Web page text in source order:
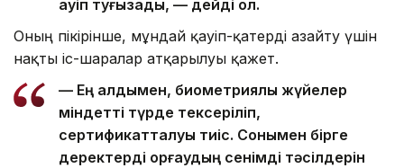
қауіп туғызады, — дейді ол.
Оның пікірінше, мұндай қауіп-қатерді азайту үшін
нақты іс-шаралар атқарылуы қажет.
— Ең алдымен, биометриялық жүйелер
міндетті түрде тексеріліп,
сертификатталуы тиіс. Сонымен бірге
деректерді қорғаудың сенімді тәсілдерін